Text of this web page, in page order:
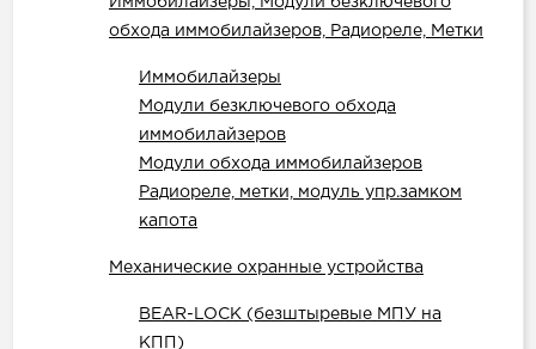
обхода иммобилайзеров, Радиореле, Метки
Иммобилайзеры
Модули безключевого обхода
иммобилайзеров
Модули обхода иммобилайзеров
Радиореле, метки, модуль упр.замком
капота
Механические охранные устройства
BEAR-LOCK (безштыревые МПУ на
КПП)